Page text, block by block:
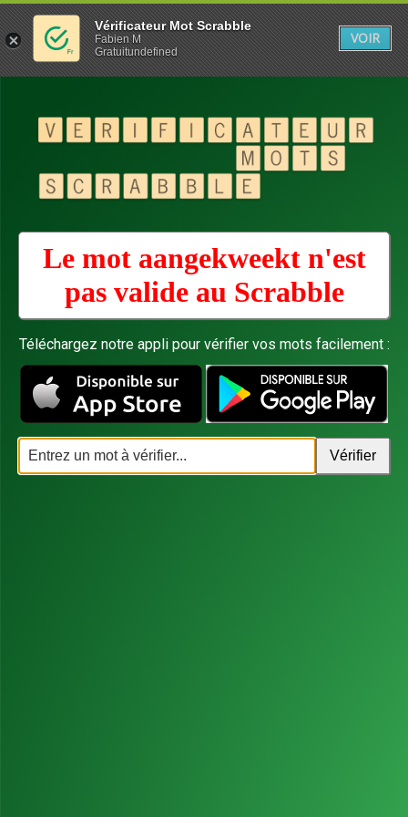
Le mot aangekweekt n'est
pas valide au Scrabble
Téléchargez notre appli pour vérifier vos mots facilement :
Vérificateur Mot Scrabble
Fabien M
Gratuitundefined
VOIR